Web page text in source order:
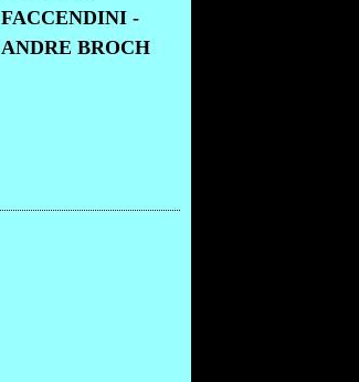
FACCENDINI -
ANDRE BROCH